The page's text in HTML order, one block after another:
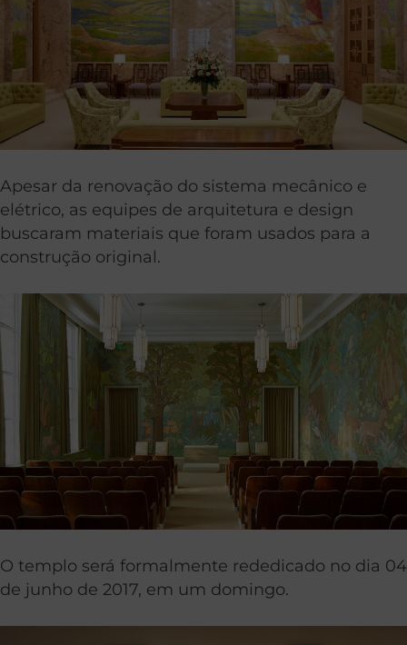
Apesar da renovação do sistema mecânico e
elétrico, as equipes de arquitetura e design
buscaram materiais que foram usados para a
construção original.
O templo será formalmente rededicado no dia 04
de junho de 2017, em um domingo.